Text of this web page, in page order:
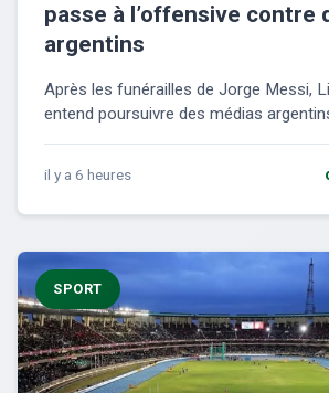
passe à l’offensive contre
argentins
Après les funérailles de Jorge Messi,
entend poursuivre des médias
il y a 6 heures
SPORT